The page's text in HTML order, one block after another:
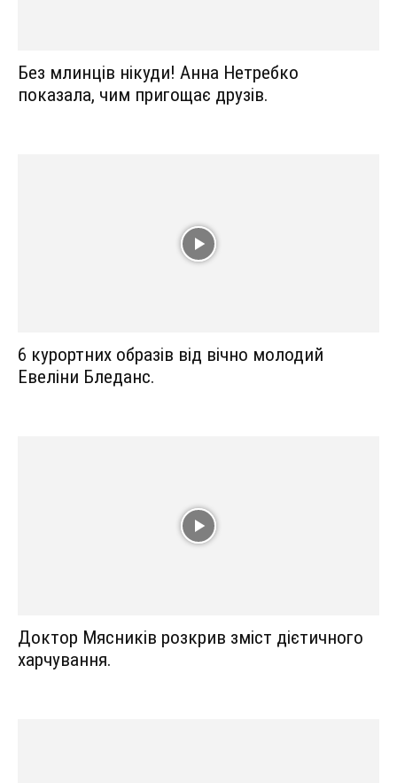
Без млинців нікуди! Анна Нетребко
показала, чим пригощає друзів.
6 курортних образів від вічно молодий
Евеліни Бледанс.
Доктор Мясників розкрив зміст дієтичного
харчування.